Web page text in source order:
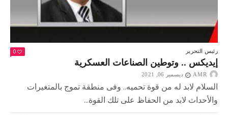
رئيس التحرير 0
إيديكس .. وتوطين الصناعات العسكرية
AMR ديسمبر 06, 2021
السلام لابد له من قوة تحميه.. وفى منطقة تموج بالمتغيرات
والأحداث لابد من الحفاظ على تلك القوة...